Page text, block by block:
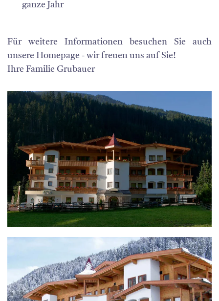
ganze Jahr
Für weitere Informationen besuchen Sie auch
unsere Homepage - wir freuen uns auf Sie!
Ihre Familie Grubauer